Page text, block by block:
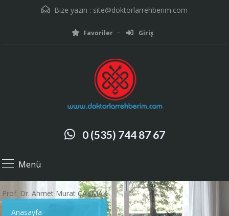
Bize yazın : site@doktorlarrehberim.com
Favoriler Giriş
0 (535) 744 87 67
Menü
Prof. Dr. Ahmet Murat ÇAKMAK
Anasayfa